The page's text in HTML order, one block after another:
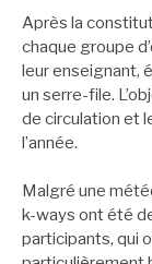
Après la
chaque groupe
leur enseignant,
un serre-file.
de circulation et
l’année.
Malgré une
k-ways ont été
participants, qui